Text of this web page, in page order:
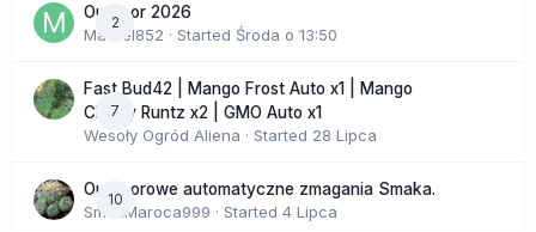
2
Outdoor 2026
Marcel852 · Started Środa o 13:50
7
Fast Bud42 | Mango Frost Auto x1 | Mango
Cherry Runtz x2 | GMO Auto x1
Wesoły Ogród Aliena · Started 28 Lipca
10
Outdoorowe automatyczne zmagania Smaka.
SmakMaroca999 · Started 4 Lipca